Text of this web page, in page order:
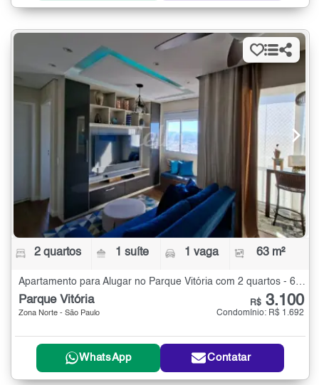
2 quartos 1 suíte 1 vaga 63 m²
Apartamento para Alugar no Parque Vitória com 2 quartos - 63 m²
Parque Vitória
Zona Norte - São Paulo
R$ 3.100
Condomínio: R$ 1.692
WhatsApp Contatar